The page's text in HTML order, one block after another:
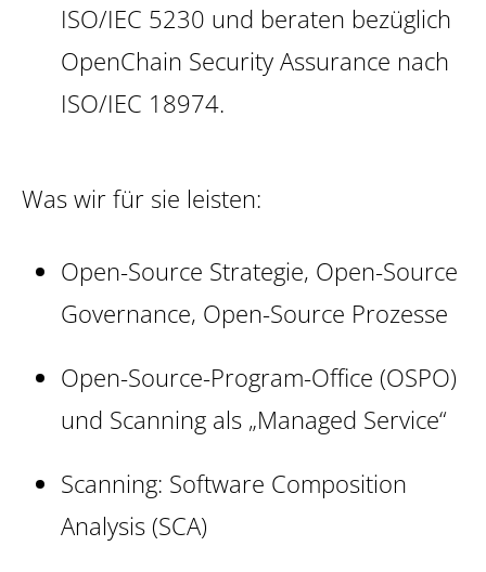
ISO/IEC 5230 und beraten bezüglich
OpenChain Security Assurance nach
ISO/IEC 18974.
Was wir für sie leisten:
Open-Source Strategie, Open-Source
Governance, Open-Source Prozesse
Open-Source-Program-Office (OSPO)
und Scanning als „Managed Service“
Scanning: Software Composition
Analysis (SCA)